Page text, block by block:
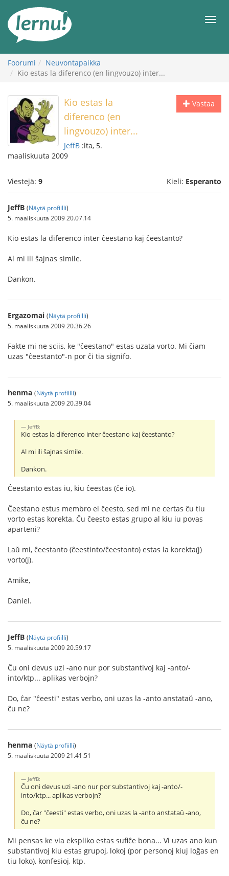
sisältöön
Foorumi
Neuvontapaikka
Kio estas la diferenco (en lingvouzo) inter...
Vastaa
Kio estas la
diferenco (en
lingvouzo) inter...
JeffB :lta, 5.
maaliskuuta 2009
Viestejä: 9 Kieli: Esperanto
JeffB (Näytä profiilli)
5. maaliskuuta 2009 20.07.14
Kio estas la diferenco inter ĉeestano kaj ĉeestanto?
Al mi ili ŝajnas simile.
Dankon.
Ergazomai (Näytä profiilli)
5. maaliskuuta 2009 20.36.26
Fakte mi ne sciis, ke "ĉeestano" estas uzata vorto. Mi ĉiam
uzas "ĉeestanto"-n por ĉi tia signifo.
henma (Näytä profiilli)
5. maaliskuuta 2009 20.39.04
JeffB:
Kio estas la diferenco inter ĉeestano kaj ĉeestanto?
Al mi ili ŝajnas simile.
Dankon.
Ĉeestanto estas iu, kiu ĉeestas (ĉe io).
Ĉeestano estus membro el ĉeesto, sed mi ne certas ĉu tiu
vorto estas korekta. Ĉu ĉeesto estas grupo al kiu iu povas
aparteni?
Laŭ mi, ĉeestanto (ĉeestinto/ĉeestonto) estas la korekta(j)
vorto(j).
Amike,
Daniel.
JeffB (Näytä profiilli)
5. maaliskuuta 2009 20.59.17
Ĉu oni devus uzi -ano nur por substantivoj kaj -anto/-
into/ktp... aplikas verbojn?
Do, ĉar "ĉeesti" estas verbo, oni uzas la -anto anstataŭ -ano,
ĉu ne?
henma (Näytä profiilli)
5. maaliskuuta 2009 21.41.51
JeffB:
Ĉu oni devus uzi -ano nur por substantivoj kaj -anto/-
into/ktp... aplikas verbojn?
Do, ĉar "ĉeesti" estas verbo, oni uzas la -anto anstataŭ -ano,
ĉu ne?
Mi pensas ke via ekspliko estas sufiĉe bona... Vi uzas ano kun
substantivoj kiu estas grupoj, lokoj (por personoj kiuj loĝas en
tiu loko), konfesioj, ktp.